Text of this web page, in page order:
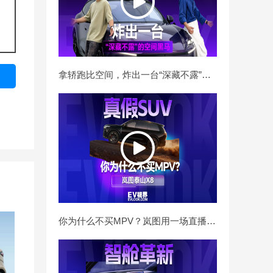
拿轿跑比空间，炸出一台“深藏不露”的空间黑马
你为什么不买MPV？岚图用一场直播挑战告诉你